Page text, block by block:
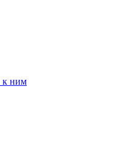
к ним